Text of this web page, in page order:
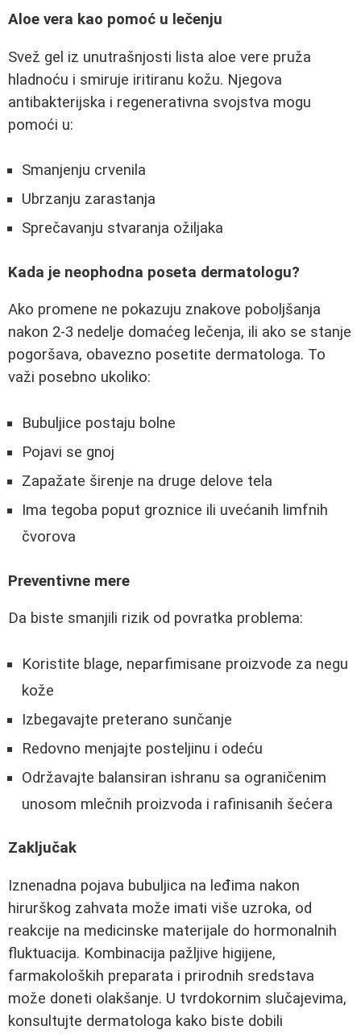
Aloe vera kao pomoć u lečenju
Svež gel iz unutrašnjosti lista aloe vere pruža
hladnoću i smiruje iritiranu kožu. Njegova
antibakterijska i regenerativna svojstva mogu
pomoći u:
Smanjenju crvenila
Ubrzanju zarastanja
Sprečavanju stvaranja ožiljaka
Kada je neophodna poseta dermatologu?
Ako promene ne pokazuju znakove poboljšanja
nakon 2-3 nedelje domaćeg lečenja, ili ako se stanje
pogoršava, obavezno posetite dermatologa. To
važi posebno ukoliko:
Bubuljice postaju bolne
Pojavi se gnoj
Zapažate širenje na druge delove tela
Ima tegoba poput groznice ili uvećanih limfnih
čvorova
Preventivne mere
Da biste smanjili rizik od povratka problema:
Koristite blage, neparfimisane proizvode za negu
kože
Izbegavajte preterano sunčanje
Redovno menjajte posteljinu i odeću
Održavajte balansiran ishranu sa ograničenim
unosom mlečnih proizvoda i rafinisanih šećera
Zaključak
Iznenadna pojava bubuljica na leđima nakon
hirurškog zahvata može imati više uzroka, od
reakcije na medicinske materijale do hormonalnih
fluktuacija. Kombinacija pažljive higijene,
farmakoloških preparata i prirodnih sredstava
može doneti olakšanje. U tvrdokornim slučajevima,
konsultujte dermatologa kako biste dobili